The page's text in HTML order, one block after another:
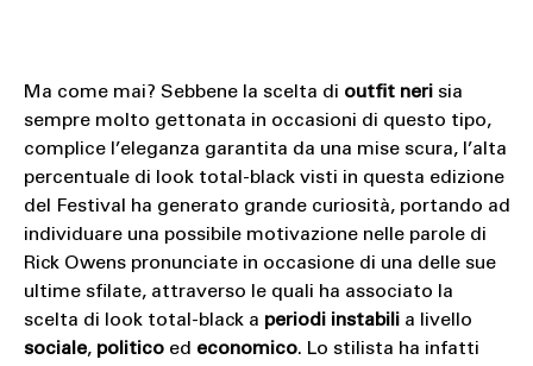
Ma come mai? Sebbene la scelta di outfit nerisia
sempre molto gettonata in occasioni di questo tipo,
complice l’eleganza garantita da una mise scura, l’alta
percentuale di look total-black visti in questa edizione
del Festival ha generato grande curiosità, portando ad
individuare una possibile motivazione nelle parole di
Rick Owens pronunciate in occasione di una delle sue
ultime sfilate, attraverso le quali ha associato la
scelta di look total-black a periodi instabilia livello
sociale, politicoed economico. Lo stilista ha infatti